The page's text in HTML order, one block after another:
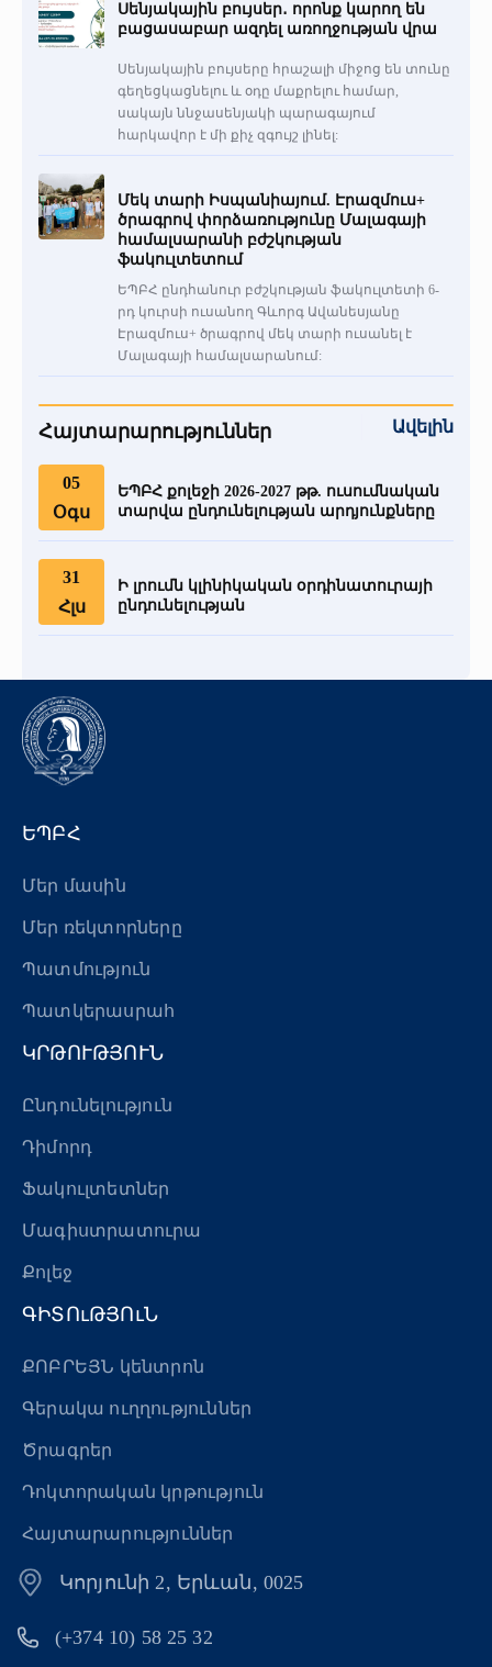
Սենյակային բույսեր․ որոնք կարող են
բացասաբար ազդել առողջության վրա
Սենյակային բույսերը հրաշալի միջոց են տունը
գեղեցկացնելու և օդը մաքրելու համար,
սակայն ննջասենյակի պարագայում
հարկավոր է մի քիչ զգույշ լինել:
Մեկ տարի Իսպանիայում. Էրազմուս+
ծրագրով փորձառությունը Մալագայի
համալսարանի բժշկության
ֆակուլտետում
ԵՊԲՀ ընդհանուր բժշկության ֆակուլտետի 6-
րդ կուրսի ուսանող Գևորգ Ավանեսյանը
Էրազմուս+ ծրագրով մեկ տարի ուսանել է
Մալագայի համալսարանում:
Հայտարարություններ Ավելին
05
Օգս
ԵՊԲՀ քոլեջի 2026-2027 թթ. ուսումնական
տարվա ընդունելության արդյունքները
31
Հլս
Ի լրումն կլինիկական օրդինատուրայի
ընդունելության
ԵՊԲՀ
Մեր մասին
Մեր ռեկտորները
Պատմություն
Պատկերասրահ
ԿՐԹՈՒԹՅՈՒՆ
Ընդունելություն
Դիմորդ
Ֆակուլտետներ
Մագիստրատուրա
Քոլեջ
ԳԻՏՈւԹՅՈւՆ
ՔՈԲՐԵՅՆ կենտրոն
Գերակա ուղղություններ
Ծրագրեր
Դոկտորական կրթություն
Հայտարարություններ
Կորյունի 2, Երևան, 0025
(+374 10) 58 25 32